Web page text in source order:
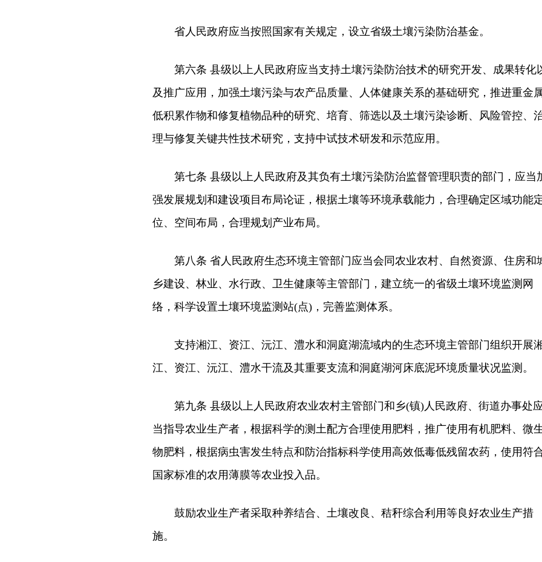
省人民政府应当按照国家有关规定，设立省级土壤污染防治基金。
第六条 县级以上人民政府应当支持土壤污染防治技术的研究开发、成果转化
及推广应用，加强土壤污染与农产品质量、人体健康关系的基础研究，推进重金
低积累作物和修复植物品种的研究、培育、筛选以及土壤污染诊断、风险管控、
理与修复关键共性技术研究，支持中试技术研发和示范应用。
第七条 县级以上人民政府及其负有土壤污染防治监督管理职责的部门，应当
强发展规划和建设项目布局论证，根据土壤等环境承载能力，合理确定区域功能
位、空间布局，合理规划产业布局。
第八条 省人民政府生态环境主管部门应当会同农业农村、自然资源、住房和
乡建设、林业、水行政、卫生健康等主管部门，建立统一的省级土壤环境监测网
络，科学设置土壤环境监测站(点)，完善监测体系。
支持湘江、资江、沅江、澧水和洞庭湖流域内的生态环境主管部门组织开展
江、资江、沅江、澧水干流及其重要支流和洞庭湖河床底泥环境质量状况监测。
第九条 县级以上人民政府农业农村主管部门和乡(镇)人民政府、街道办事处
当指导农业生产者，根据科学的测土配方合理使用肥料，推广使用有机肥料、微
物肥料，根据病虫害发生特点和防治指标科学使用高效低毒低残留农药，使用符
国家标准的农用薄膜等农业投入品。
鼓励农业生产者采取种养结合、土壤改良、秸秆综合利用等良好农业生产措
施。